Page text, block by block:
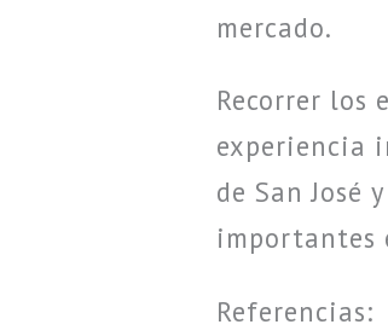
mercado.
Recorrer los
experiencia
de San José
importantes
Referencias: